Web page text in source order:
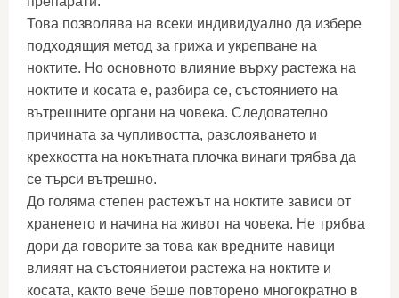
Това позволява на всеки индивидуално да избере
подходящия метод за грижа и укрепване на
ноктите. Но основното влияние върху растежа на
ноктите и косата е, разбира се, състоянието на
вътрешните органи на човека. Следователно
причината за чупливостта, разслояването и
крехкостта на нокътната плочка винаги трябва да
се търси вътрешно.
До голяма степен растежът на ноктите зависи от
храненето и начина на живот на човека. Не трябва
дори да говорите за това как вредните навици
влияят на състояниетои растежа на ноктите и
косата, както вече беше повторено многократно в